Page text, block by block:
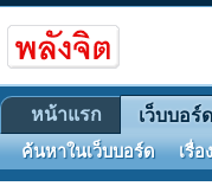
หน้าแรก เว็บบอร์ด
ค้นหาในเว็บบอร์ด เรื่อ